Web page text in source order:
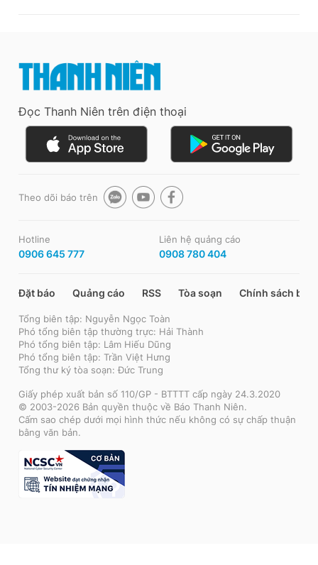
Đọc Thanh Niên trên điện thoại
Theo dõi báo trên
Hotline
0906 645 777
Liên hệ quảng cáo
0908 780 404
Đặt báo Quảng cáo RSS Tòa soạn Chính sách bảo
Tổng biên tập: Nguyễn Ngọc Toàn
Phó tổng biên tập thường trực: Hải Thành
Phó tổng biên tập: Lâm Hiếu Dũng
Phó tổng biên tập: Trần Việt Hưng
Tổng thư ký tòa soạn: Đức Trung
Giấy phép xuất bản số 110/GP - BTTTT cấp ngày 24.3.2020
© 2003-2026 Bản quyền thuộc về Báo Thanh Niên.
Cấm sao chép dưới mọi hình thức nếu không có sự chấp thuận
bằng văn bản.